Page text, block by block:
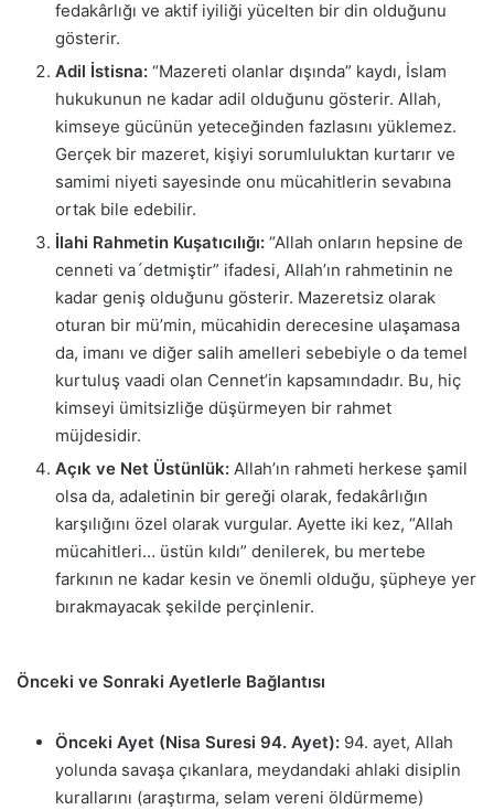
fedakârlığı ve aktif iyiliği yücelten bir din olduğunu
gösterir.
Adil İstisna: “Mazereti olanlar dışında” kaydı, İslam
hukukunun ne kadar adil olduğunu gösterir. Allah,
kimseye gücünün yeteceğinden fazlasını yüklemez.
Gerçek bir mazeret, kişiyi sorumluluktan kurtarır ve
samimi niyeti sayesinde onu mücahitlerin sevabına
ortak bile edebilir.
İlahi Rahmetin Kuşatıcılığı: “Allah onların hepsine de
cenneti va´detmiştir” ifadesi, Allah’ın rahmetinin ne
kadar geniş olduğunu gösterir. Mazeretsiz olarak
oturan bir mü’min, mücahidin derecesine ulaşamasa
da, imanı ve diğer salih amelleri sebebiyle o da temel
kurtuluş vaadi olan Cennet’in kapsamındadır. Bu, hiç
kimseyi ümitsizliğe düşürmeyen bir rahmet
müjdesidir.
Açık ve Net Üstünlük: Allah’ın rahmeti herkese şamil
olsa da, adaletinin bir gereği olarak, fedakârlığın
karşılığını özel olarak vurgular. Ayette iki kez, “Allah
mücahitleri… üstün kıldı” denilerek, bu mertebe
farkının ne kadar kesin ve önemli olduğu, şüpheye yer
bırakmayacak şekilde perçinlenir.
Önceki ve Sonraki Ayetlerle Bağlantısı
Önceki Ayet (Nisa Suresi 94. Ayet): 94. ayet, Allah
yolunda savaşa çıkanlara, meydandaki ahlaki disiplin
kurallarını (araştırma, selam vereni öldürmeme)